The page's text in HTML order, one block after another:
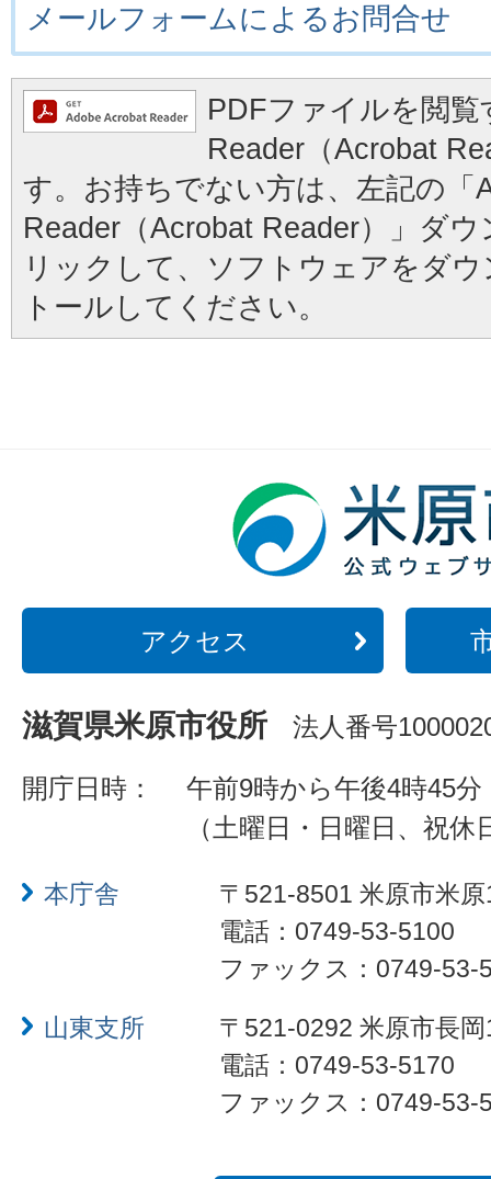
メールフォームによるお問合せ
PDFファイルを閲
Reader（Acrobat
す。お持ちでない方は、左記の「
Reader（Acrobat Reader）」ダ
リックして、ソフトウェアをダ
トールしてください。
アクセス
滋賀県米原市役所 法人番号
開庁日時：
午前9時から午後4時45分
（土曜日・日曜日、祝
本庁舎
〒521-8501 米原市米
電話：0749-53-5100
ファックス：0749-53-
山東支所
〒521-0292 米原市長
電話：0749-53-5170
ファックス：0749-53-